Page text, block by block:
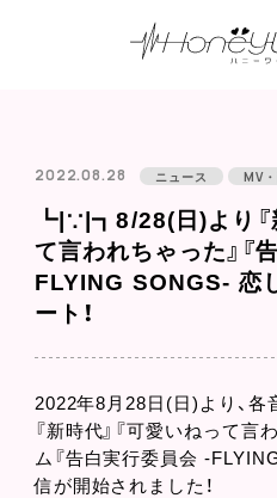
2022.08.28 ニュース MV
┗|∵|┓8/28(日)より『
て言われちゃった』『
FLYING SONGS- 恋
ート！
2022年8月28日(日)より、各
『新時代』『可愛いねって言
ム『告白実行委員会 -
信が開始されました！